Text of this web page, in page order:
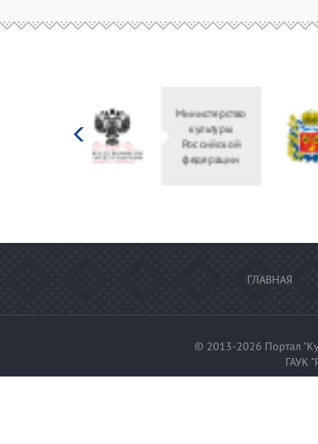
Министерство
культуры
Российской
федерации
ГЛАВНАЯ
© 2013-2026 Портал
ГАУК